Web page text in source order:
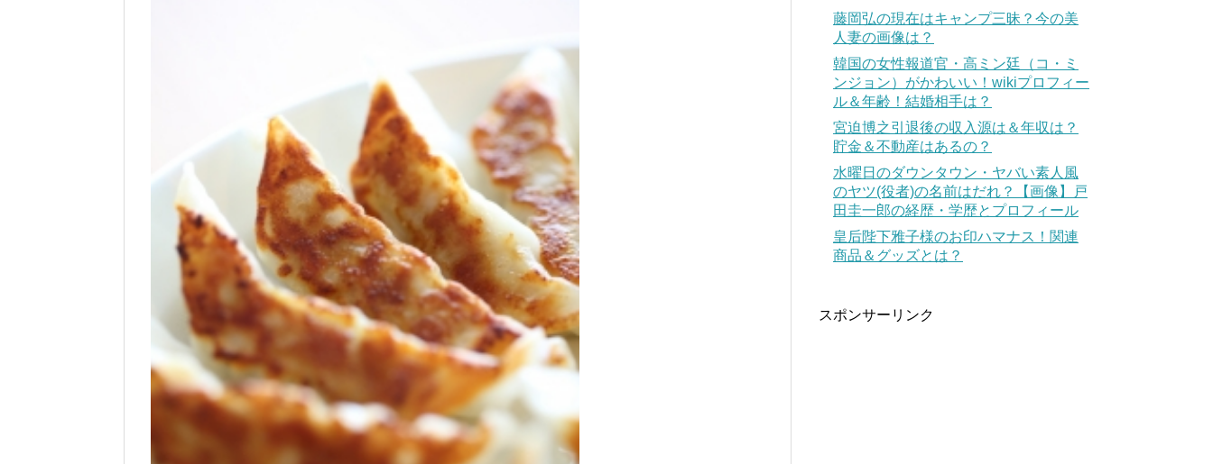
藤岡弘の現在はキャンプ三昧？今の美
人妻の画像は？
韓国の女性報道官・高ミン廷（コ・ミ
ンジョン）がかわいい！wikiプロフィー
ル＆年齢！結婚相手は？
宮迫博之引退後の収入源は＆年収は？
貯金＆不動産はあるの？
水曜日のダウンタウン・ヤバい素人風
のヤツ(役者)の名前はだれ？【画像】戸
田圭一郎の経歴・学歴とプロフィール
皇后陛下雅子様のお印ハマナス！関連
商品＆グッズとは？
スポンサーリンク